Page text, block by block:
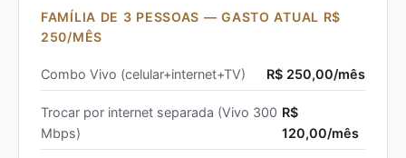
FAMÍLIA DE 3 PESSOAS — GASTO ATUAL R$
250/MÊS
Combo Vivo (celular+internet+TV) R$ 250,00/mês
Trocar por internet separada (Vivo 300
Mbps)
R$
120,00/mês